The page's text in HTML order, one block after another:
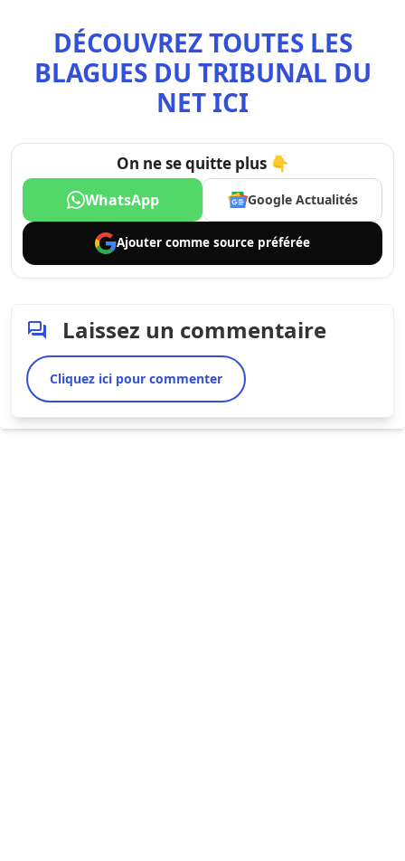
DÉCOUVREZ TOUTES LES
BLAGUES DU TRIBUNAL DU
NET ICI
On ne se quitte plus 👇
WhatsApp Google Actualités
Ajouter comme source préférée
Laissez un commentaire
Cliquez ici pour commenter